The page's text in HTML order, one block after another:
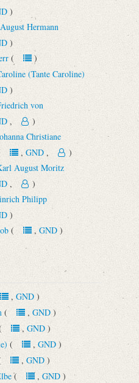
)
Hermann
)
()
(Tante Caroline)
)
von
, )
Christiane
, GND, )
August Moritz
, )
Philipp
)
(, GND)
, GND)
(, GND)
, GND)
(, GND)
, GND)
(, GND)